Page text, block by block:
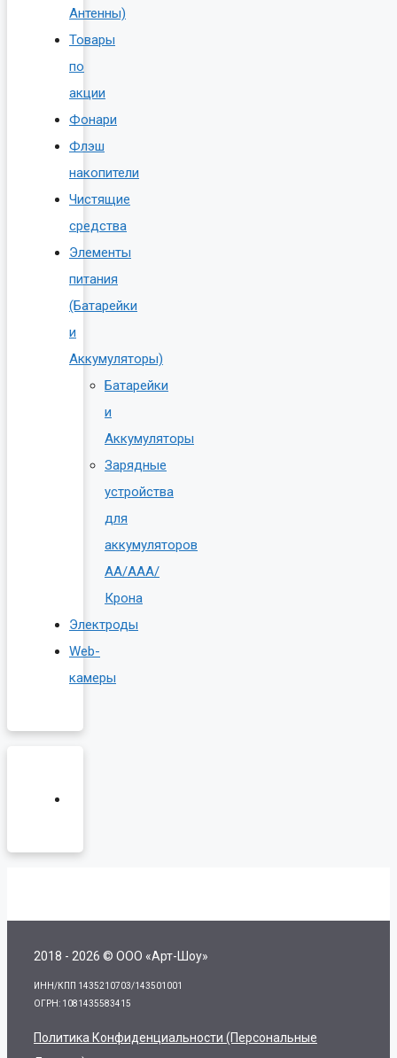
Антенны)
Товары
по
акции
Фонари
Флэш
накопители
Чистящие
средства
Элементы
питания
(Батарейки
и
Аккумуляторы)
Батарейки
и
Аккумуляторы
Зарядные
устройства
для
аккумуляторов
AA/AAA/
Крона
Электроды
Web-
камеры
2018 - 2026 © ООО «Арт-Шоу»
ИНН/КПП 1435210703/143501001
ОГРН: 1081435583415
Политика Конфиденциальности (персональные